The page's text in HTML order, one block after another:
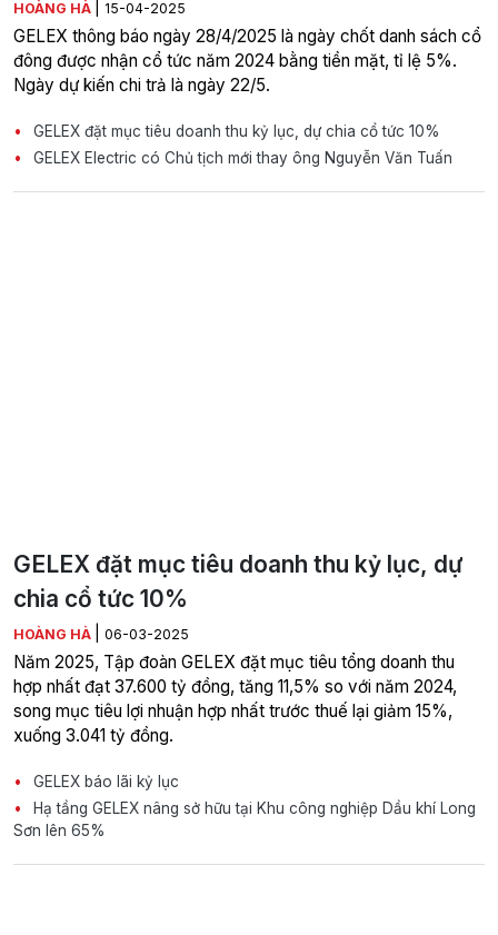
HOÀNG HÀ 15-04-2025
GELEX thông báo ngày 28/4/2025 là ngày chốt danh sách cổ
đông được nhận cổ tức năm 2024 bằng tiền mặt, tỉ lệ 5%.
Ngày dự kiến chi trả là ngày 22/5.
GELEX đặt mục tiêu doanh thu kỷ lục, dự chia cổ tức 10%
GELEX Electric có Chủ tịch mới thay ông Nguyễn Văn Tuấn
GELEX đặt mục tiêu doanh thu kỷ lục, dự
chia cổ tức 10%
HOÀNG HÀ 06-03-2025
Năm 2025, Tập đoàn GELEX đặt mục tiêu tổng doanh thu
hợp nhất đạt 37.600 tỷ đồng, tăng 11,5% so với năm 2024,
song mục tiêu lợi nhuận hợp nhất trước thuế lại giảm 15%,
xuống 3.041 tỷ đồng.
GELEX báo lãi kỷ lục
Hạ tầng GELEX nâng sở hữu tại Khu công nghiệp Dầu khí Long
Sơn lên 65%